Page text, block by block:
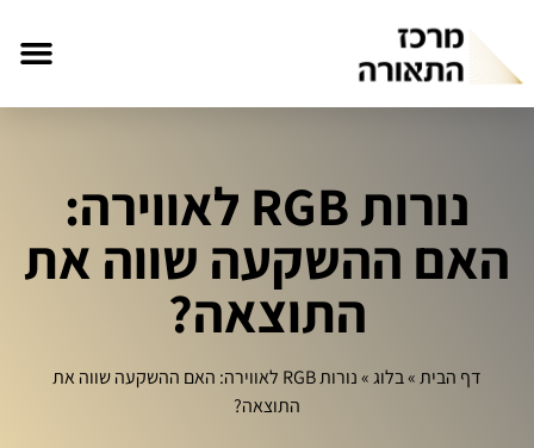
נורות RGB לאווירה:
האם ההשקעה שווה את
התוצאה?
דף הבית»בלוג»
נורות RGB לאווירה: האם ההשקעה שווה את
התוצאה?